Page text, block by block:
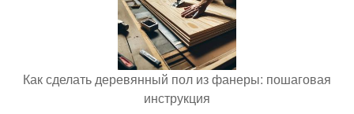
Как сделать деревянный пол из фанеры: пошаговая
инструкция